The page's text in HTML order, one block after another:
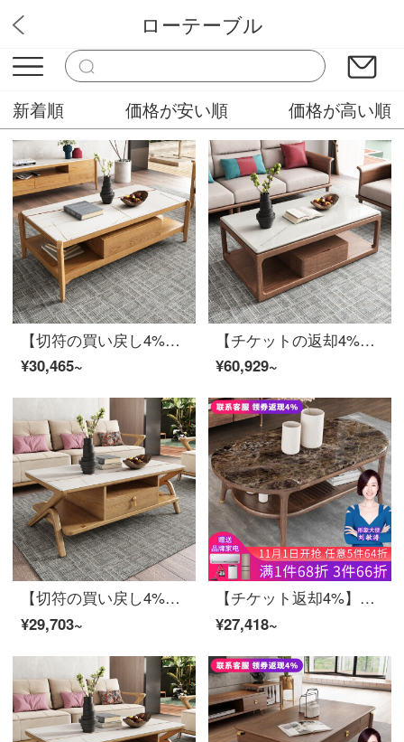
木村家具販売屋
ローテーブル
新着順 価格が安い順 価格が高い順
【切符の買い戻し4%】慕尼思丹茶の実木茶の幾つかの岩板茶の新中国式北欧客間の物置きとして、いくつかの白い蝋の木茶を組み合わせたテーブルセット【136*71*45 cm】【輸入の白い岩板】
¥30,465~
【チケットの返却4%】慕尼思丹茶の大理石茶の幾つかの実木茶の北欧中国式客間の家具の茶箱の組み合わせ大理石茶の箱+大理石の茶箱【輸入ホワイトワックスの木+大きい保管空間+環境保護のワニス】
¥60,929~
【切符の買い戻し4%】慕尼思丹茶の大理石茶のいくつかの実木茶の北欧中国式客間家具のホワイトワックス木茶のいくつかのテレビボックスの組み合わせ（原木色）の実木茶何【120*66*45 cm】【輸入ホワイトワックスの木+保存物の引き出し+環境保護ワニス】
¥29,703~
【チケット返却4%】慕尼思丹茶数理大理石茶楕円形実木茶何新中国北欧客間茶台白蝋木家具大理石茶何【136*75*48 cm】【輸入白蝋木+環境保護ワニス】
¥27,418~